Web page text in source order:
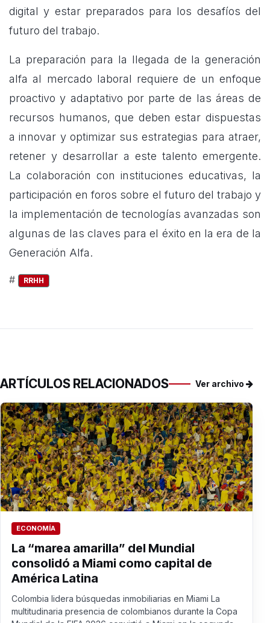
digital y estar preparados para los desafíos del
futuro del trabajo.
La preparación para la llegada de la generación
alfa al mercado laboral requiere de un enfoque
proactivo y adaptativo por parte de las áreas de
recursos humanos, que deben estar dispuestas
a innovar y optimizar sus estrategias para atraer,
retener y desarrollar a este talento emergente.
La colaboración con instituciones educativas, la
participación en foros sobre el futuro del trabajo y
la implementación de tecnologías avanzadas son
algunas de las claves para el éxito en la era de la
Generación Alfa.
# RRHH
ARTÍCULOS RELACIONADOS Ver archivo
ECONOMÍA
La “marea amarilla” del Mundial
consolidó a Miami como capital de
América Latina
Colombia lidera búsquedas inmobiliarias en Miami La
multitudinaria presencia de colombianos durante la Copa